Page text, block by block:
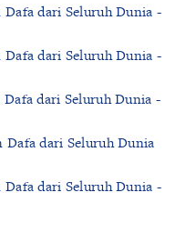
dari Seluruh Dunia -
dari Seluruh Dunia -
dari Seluruh Dunia -
dari Seluruh Dunia
dari Seluruh Dunia -